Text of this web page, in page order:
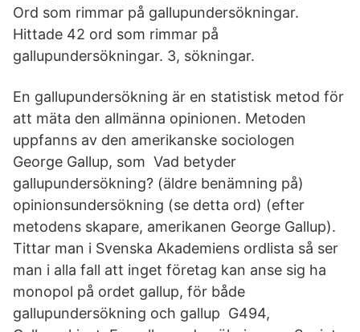
Ord som rimmar på gallupundersökningar.
Hittade 42 ord som rimmar på
gallupundersökningar. 3, sökningar.
En gallupundersökning är en statistisk metod för
att mäta den allmänna opinionen. Metoden
uppfanns av den amerikanske sociologen
George Gallup, som Vad betyder
gallupundersökning? (äldre benämning på)
opinionsundersökning (se detta ord) (efter
metodens skapare, amerikanen George Gallup).
Tittar man i Svenska Akademiens ordlista så ser
man i alla fall att inget företag kan anse sig ha
monopol på ordet gallup, för både
gallupundersökning och gallup G494,